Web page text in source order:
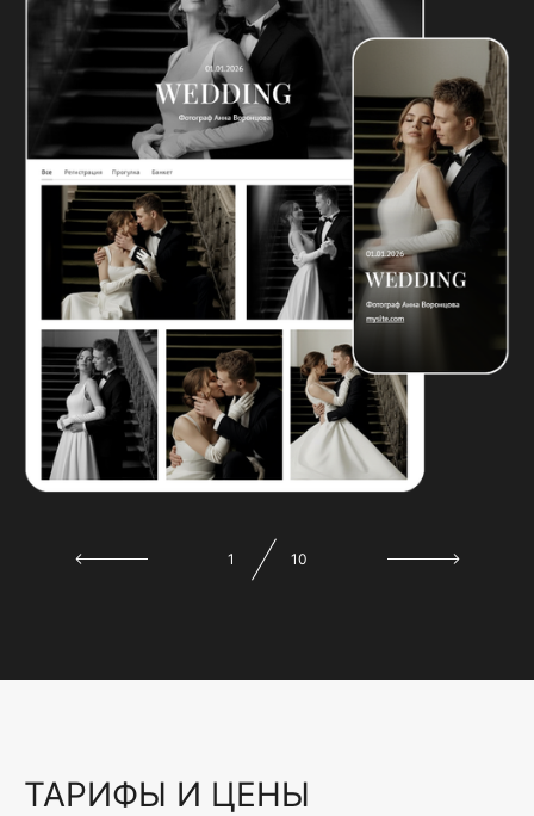
1 10
ТАРИФЫ И ЦЕНЫ